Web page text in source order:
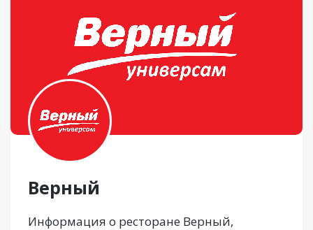
Верный
Информация о ресторане Верный,